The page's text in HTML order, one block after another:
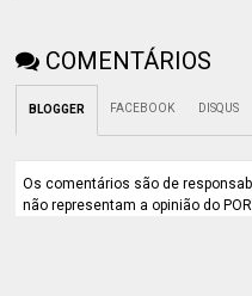
COMENTÁRIOS
BLOGGER FACEBOOK DISQUS
Os comentários são de
não representam a opinião do